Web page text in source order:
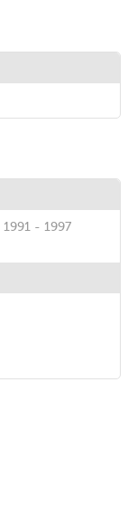
1991 - 1997